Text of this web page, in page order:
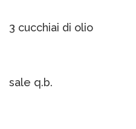
3 cucchiai di olio
sale q.b.